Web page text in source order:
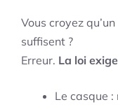
Vous croyez
suffisent ?
Erreur. La loi
Le casque